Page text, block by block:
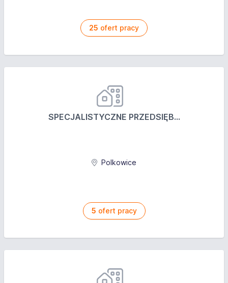
25 ofert pracy
SPECJALISTYCZNE PRZEDSIĘB...
Polkowice
5 ofert pracy